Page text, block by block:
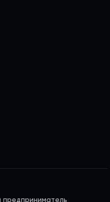
предприниматель